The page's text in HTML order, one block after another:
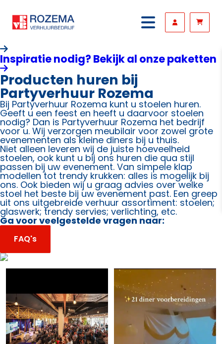
Inspiratie nodig? Bekijk al onze paketten
Producten huren bij
Partyverhuur Rozema
Bij Partyverhuur Rozema kunt u stoelen huren.
Geeft u een feest en heeft u daarvoor stoelen
nodig? Dan is Partyverhuur Rozema het bedrijf
voor u. Wij verzorgen meubilair voor zowel grote
evenementen als kleine diners bij u thuis.
Niet alleen leveren wij de juiste hoeveelheid
stoelen, ook kunt u bij ons huren die qua stijl
passen bij uw evenement. Van simpele klap
modellen tot trendy krukken: alles is mogelijk bij
ons. Ook bieden wij u graag advies over welke
stoel het beste bij uw evenement past. Een greep
uit ons uitgebreide verhuur assortiment: stoelen;
glaswerk; trendy servies; verlichting, etc.
Ga voor veelgestelde vragen naar:
FAQ's